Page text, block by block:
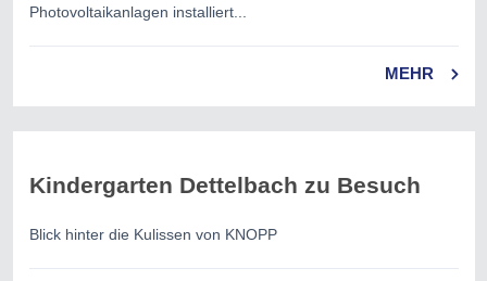
Photovoltaikanlagen installiert...
MEHR
Kindergarten Dettelbach zu Besuch
Blick hinter die Kulissen von KNOPP